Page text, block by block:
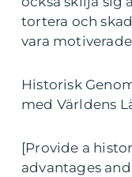
tortera och
vara
Historisk
med Världens
[Provide a
advantages